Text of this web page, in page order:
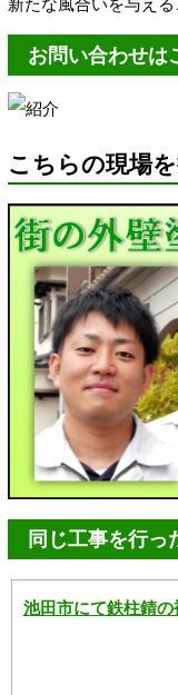
新たな風合いを与える
お問い合わせは
こちらの現場
同じ工事を行っ
池田市にて鉄柱錆